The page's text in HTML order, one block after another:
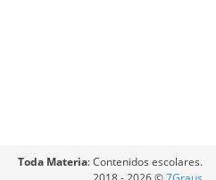
Toda Materia: Contenidos escolares.